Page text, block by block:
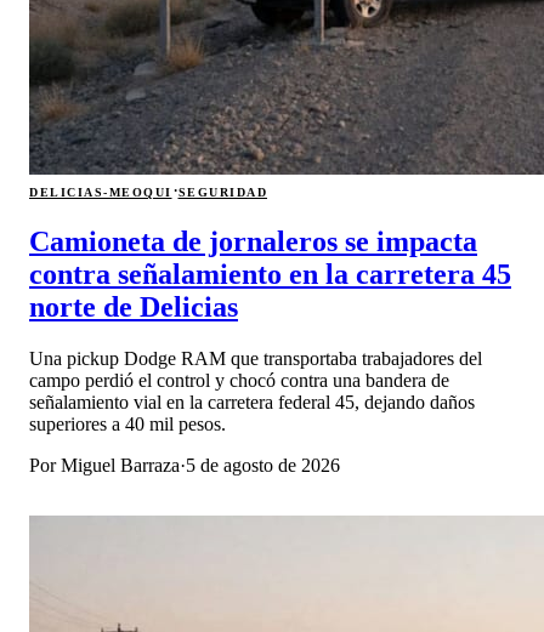
DELICIAS-MEOQUI ·SEGURIDAD
Camioneta de jornaleros se impacta
contra señalamiento en la carretera 45
norte de Delicias
Una pickup Dodge RAM que transportaba trabajadores del
campo perdió el control y chocó contra una bandera de
señalamiento vial en la carretera federal 45, dejando daños
superiores a 40 mil pesos.
PorMiguel Barraza·5 de agosto de 2026